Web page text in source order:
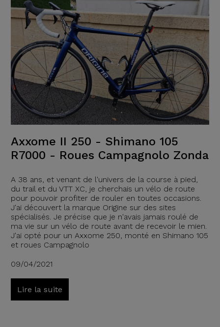
Axxome II 250 - Shimano 105
R7000 - Roues Campagnolo Zonda
A 38 ans, et venant de l'univers de la course à pied,
du trail et du VTT XC, je cherchais un vélo de route
pour pouvoir profiter de rouler en toutes occasions.
J'ai découvert la marque Origine sur des sites
spécialisés. Je précise que je n'avais jamais roulé de
ma vie sur un vélo de route avant de recevoir le mien.
J'ai opté pour un Axxome 250, monté en Shimano 105
et roues Campagnolo
09/04/2021
Lire la suite